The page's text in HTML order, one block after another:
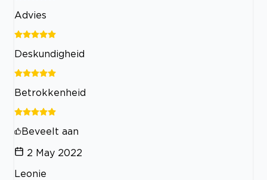
Advies
Deskundigheid
Betrokkenheid
Beveelt aan
2 May 2022
Leonie